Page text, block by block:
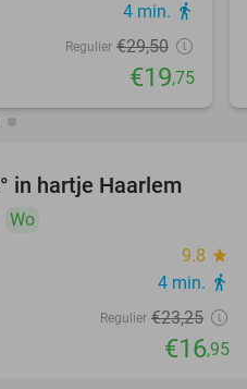
4 min. directions_walk
Regulier €29,50
€19,75
27%
in hartje Haarlem
Wo
9.8 star
4 min. directions_walk
Regulier €23,25
€16,95